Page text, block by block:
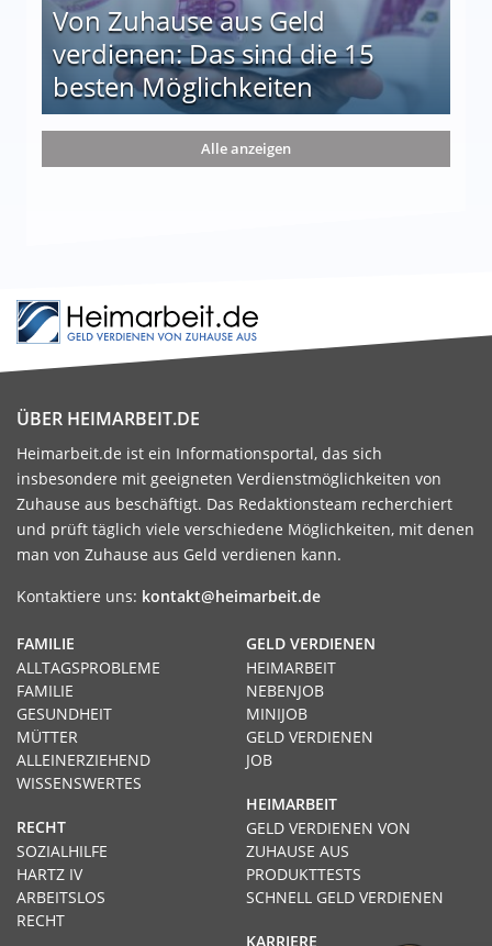
Von Zuhause aus Geld
verdienen: Das sind die 15
besten Möglichkeiten
die 15 besten Möglichkeiten
Alle anzeigen
ÜBER HEIMARBEIT.DE
Heimarbeit.de ist ein Informationsportal, das sich
insbesondere mit geeigneten Verdienstmöglichkeiten von
Zuhause aus beschäftigt. Das Redaktionsteam recherchiert
und prüft täglich viele verschiedene Möglichkeiten, mit denen
man von Zuhause aus Geld verdienen kann.
Kontaktiere uns: kontakt@heimarbeit.de
GELD VERDIENEN
HEIMARBEIT
NEBENJOB
MINIJOB
GELD VERDIENEN
JOB
HEIMARBEIT
GELD VERDIENEN VON
ZUHAUSE AUS
PRODUKTTESTS
SCHNELL GELD VERDIENEN
KARRIERE
FAMILIE
ALLTAGSPROBLEME
FAMILIE
GESUNDHEIT
MÜTTER
ALLEINERZIEHEND
WISSENSWERTES
RECHT
SOZIALHILFE
HARTZ IV
ARBEITSLOS
RECHT